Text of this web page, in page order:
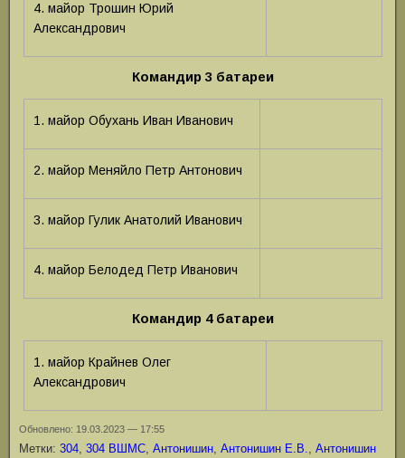
4. майор Трошин Юрий
Александрович
Командир 3 батареи
1. майор Обухань Иван Иванович
2. майор Меняйло Петр Антонович
3. майор Гулик Анатолий Иванович
4. майор Белодед Петр Иванович
Командир 4 батареи
1. майор Крайнев Олег
Александрович
Обновлено: 19.03.2023 — 17:55
Метки: 304, 304 ВШМС, Антонишин, Антонишин Е.В., Антонишин